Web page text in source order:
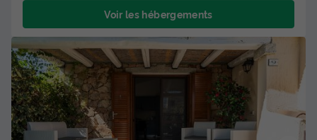
Voir les hébergements